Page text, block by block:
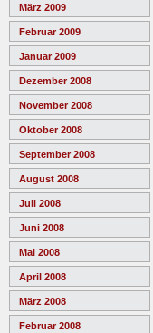
März 2009
Februar 2009
Januar 2009
Dezember 2008
November 2008
Oktober 2008
September 2008
August 2008
Juli 2008
Juni 2008
Mai 2008
April 2008
März 2008
Februar 2008